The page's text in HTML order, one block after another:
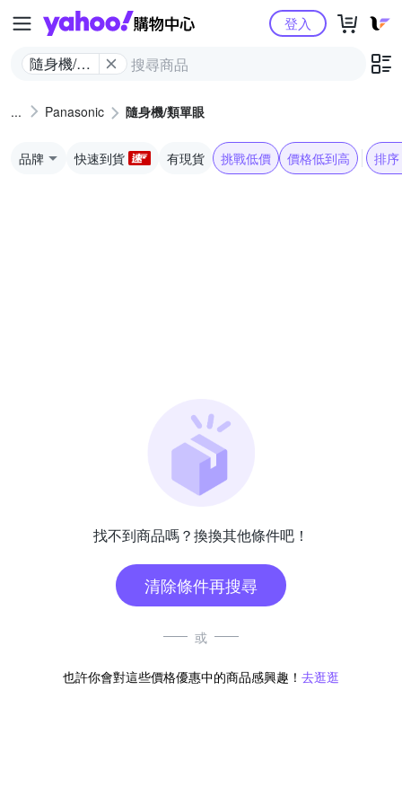
Yahoo購物中心
隨身機/類
登入
Panasonic 隨身機/類單眼
品牌 快速到貨 有現貨 挑戰低價 價格低到高 排序
找不到商品嗎？換換其他條件吧！
清除條件再搜尋
或
也許你會對這些價格優惠中的商品感興趣！ 去逛逛